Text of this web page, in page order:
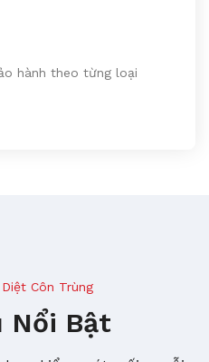
hành theo từng loại
Côn Trùng
Nổi Bật